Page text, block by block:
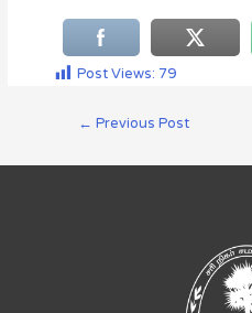
Post Views: 79
← Previous Post